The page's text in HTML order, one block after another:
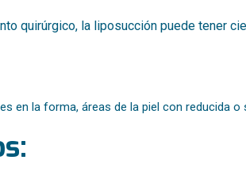
quirúrgico, la liposucción puede tener
en la forma, áreas de la piel con reducida o